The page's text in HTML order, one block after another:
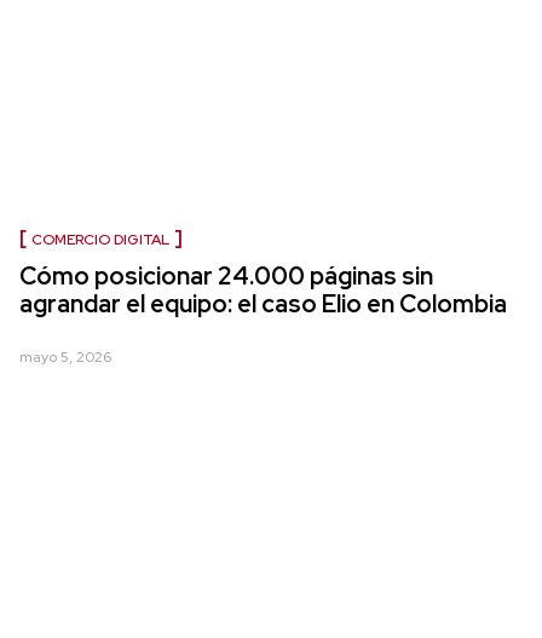
COMERCIO DIGITAL
Cómo posicionar 24.000 páginas sin
agrandar el equipo: el caso Elio en Colombia
mayo 5, 2026